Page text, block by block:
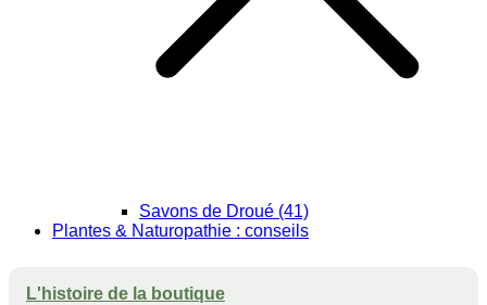
Savons de Droué (41)
Plantes & Naturopathie : conseils
L'histoire de la boutique